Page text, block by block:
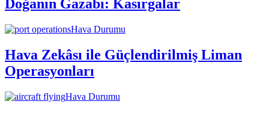
Doğanın Gazabı: Kasırgalar
Hava Durumu
Hava Zekâsı ile Güçlendirilmiş Liman
Operasyonları
Hava Durumu